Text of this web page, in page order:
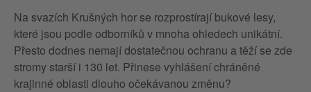
Na svazích Krušných hor se rozprostírají bukové lesy,
které jsou podle odborníků v mnoha ohledech unikátní.
Přesto dodnes nemají dostatečnou ochranu a těží se zde
stromy starší i 130 let. Přinese vyhlášení chráněné
krajinné oblasti dlouho očekávanou změnu?